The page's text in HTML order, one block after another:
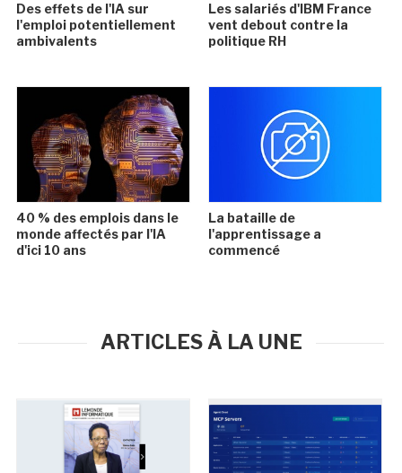
Des effets de l'IA sur
l'emploi potentiellement
ambivalents
Les salariés d'IBM France
vent debout contre la
politique RH
40 % des emplois dans le
monde affectés par l'IA
d'ici 10 ans
La bataille de
l'apprentissage a
commencé
ARTICLES À LA UNE